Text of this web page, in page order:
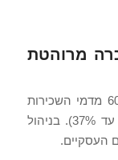
מרוהטת
במשטר נכסים, חל ניכוי של 40% ורק 60% מדמי השכירות
ברוטו כפופים למדרגות מס ההכנסה (0% עד 37%). בניהול
העסקיים.